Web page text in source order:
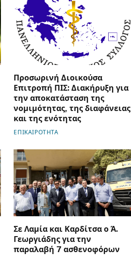
Προσωρινή Διοικούσα
Επιτροπή ΠΙΣ: Διακήρυξη για
την αποκατάσταση της
νομιμότητας, της διαφάνειας
και της ενότητας
ΕΠΙΚΑΙΡΟΤΗΤΑ
Σε Λαμία και Καρδίτσα ο Ά.
Γεωργιάδης για την
παραλαβή 7 ασθενοφόρων